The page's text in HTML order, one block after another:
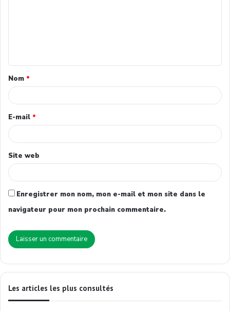
Nom *
E-mail *
Site web
Enregistrer mon nom, mon e-mail et mon site dans le
navigateur pour mon prochain commentaire.
Les articles les plus consultés